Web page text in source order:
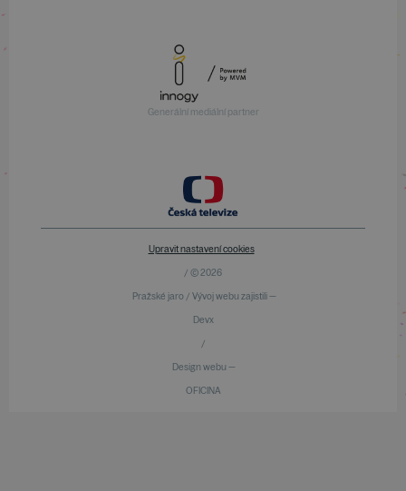
Generální mediální partner
Upravit nastavení cookies
/ © 2026
Pražské jaro / Vývoj webu zajistili —
Devx
/
Design webu —
OFICINA